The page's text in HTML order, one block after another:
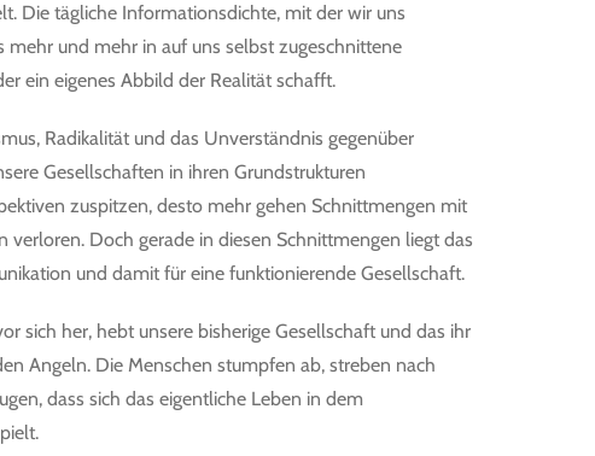
Die tägliche Informationsdichte, mit der wir uns
und mehr in auf uns selbst zugeschnittene
ein eigenes Abbild der Realität schafft.
Radikalität und das Unverständnis gegenüber
Gesellschaften in ihren Grundstrukturen
zuspitzen, desto mehr gehen Schnittmengen mit
verloren. Doch gerade in diesen Schnittmengen liegt das
und damit für eine funktionierende Gesellschaft.
sich her, hebt unsere bisherige Gesellschaft und das ihr
Angeln. Die Menschen stumpfen ab, streben nach
dass sich das eigentliche Leben in dem